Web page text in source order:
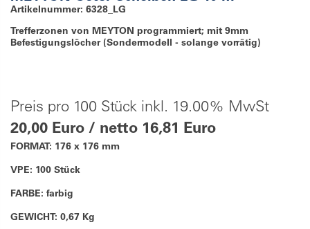
Artikelnummer: 6328_LG
Trefferzonen von MEYTON programmiert; mit 9mm
Befestigungslöcher (Sondermodell - solange vorrätig)
Preis pro 100 Stück inkl. 19.00% MwSt
20,00 Euro / netto 16,81 Euro
FORMAT: 176 x 176 mm
VPE: 100 Stück
FARBE: farbig
GEWICHT: 0,67 Kg